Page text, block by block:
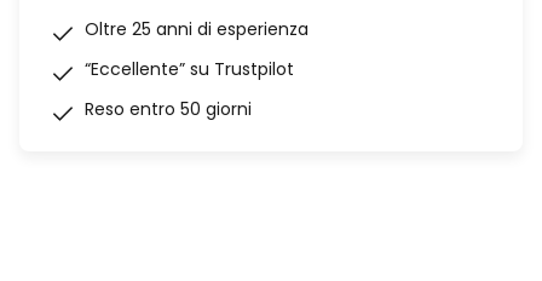
Oltre 25 anni di esperienza
“Eccellente” su Trustpilot
Reso entro 50 giorni